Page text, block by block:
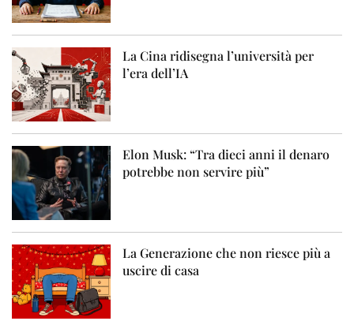
La Cina ridisegna l’università per
l’era dell’IA
Elon Musk: “Tra dieci anni il denaro
potrebbe non servire più”
La Generazione che non riesce più a
uscire di casa